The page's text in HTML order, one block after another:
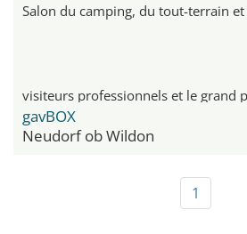
Salon du camping, du tout-terrain
visiteurs professionnels et le grand
gavBOX
Neudorf ob Wildon
1